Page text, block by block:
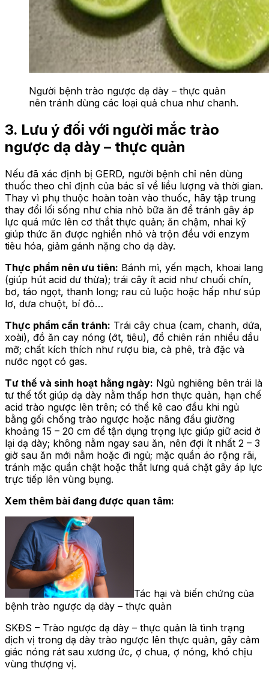
Người bệnh trào ngược dạ dày – thực quản
nên tránh dùng các loại quả chua như chanh.
3. Lưu ý đối với người mắc trào
ngược dạ dày – thực quản
Nếu đã xác định bị GERD, người bệnh chỉ nên dùng
thuốc theo chỉ định của bác sĩ về liều lượng và thời gian.
Thay vì phụ thuộc hoàn toàn vào thuốc, hãy tập trung
thay đổi lối sống như chia nhỏ bữa ăn để tránh gây áp
lực quá mức lên cơ thắt thực quản; ăn chậm, nhai kỹ
giúp thức ăn được nghiền nhỏ và trộn đều với enzym
tiêu hóa, giảm gánh nặng cho dạ dày.
Thực phẩm nên ưu tiên: Bánh mì, yến mạch, khoai lang
(giúp hút acid dư thừa); trái cây ít acid như chuối chín,
bơ, táo ngọt, thanh long; rau củ luộc hoặc hấp như súp
lơ, dưa chuột, bí đỏ…
Thực phẩm cần tránh: Trái cây chua (cam, chanh, dứa,
xoài), đồ ăn cay nóng (ớt, tiêu), đồ chiên rán nhiều dầu
mỡ; chất kích thích như rượu bia, cà phê, trà đặc và
nước ngọt có gas.
Tư thế và sinh hoạt hằng ngày: Ngủ nghiêng bên trái là
tư thế tốt giúp dạ dày nằm thấp hơn thực quản, hạn chế
acid trào ngược lên trên; có thể kê cao đầu khi ngủ
bằng gối chống trào ngược hoặc nâng đầu giường
khoảng 15 – 20 cm để tận dụng trọng lực giúp giữ acid ở
lại dạ dày; không nằm ngay sau ăn, nên đợi ít nhất 2 – 3
giờ sau ăn mới nằm hoặc đi ngủ; mặc quần áo rộng rãi,
tránh mặc quần chật hoặc thắt lưng quá chặt gây áp lực
trực tiếp lên vùng bụng.
Xem thêm bài đang được quan tâm:
Tác hại và biến chứng của
bệnh trào ngược dạ dày – thực quản
SKĐS – Trào ngược dạ dày – thực quản là tình trạng
dịch vị trong dạ dày trào ngược lên thực quản, gây cảm
giác nóng rát sau xương ức, ợ chua, ợ nóng, khó chịu
vùng thượng vị.